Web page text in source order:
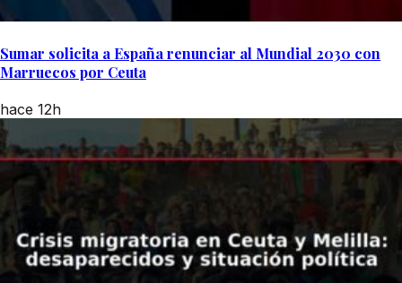
Sumar solicita a España renunciar al Mundial 2030 con
Marruecos por Ceuta
hace 12h